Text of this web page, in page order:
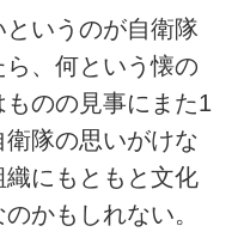
いうのが自衛隊
、何という懐の
のの見事にまた1
隊の思いがけな
にもともと文化
かもしれない。